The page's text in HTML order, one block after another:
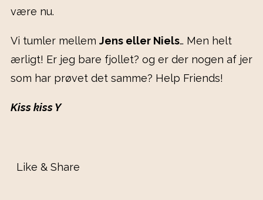
være nu.
Vi tumler mellem Jens eller Niels… Men helt
ærligt! Er jeg bare fjollet? og er der nogen af jer
som har prøvet det samme? Help Friends!
Kiss kiss Y
Like & Share